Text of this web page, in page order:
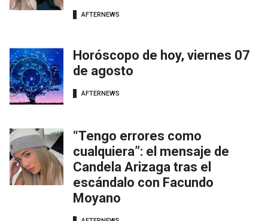
AFTERNEWS
Horóscopo de hoy, viernes 07
de agosto
AFTERNEWS
“Tengo errores como
cualquiera”: el mensaje de
Candela Arizaga tras el
escándalo con Facundo
Moyano